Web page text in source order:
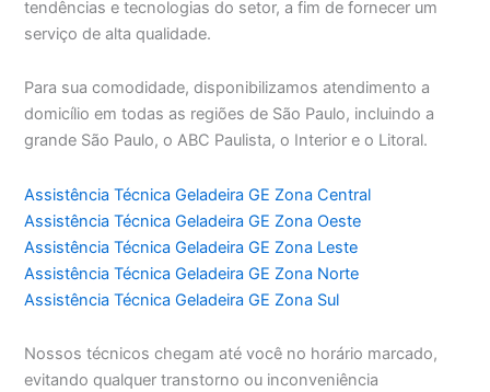
tendências e tecnologias do setor, a fim de fornecer um
serviço de alta qualidade.
Para sua comodidade, disponibilizamos atendimento a
domicílio em todas as regiões de São Paulo, incluindo a
grande São Paulo, o ABC Paulista, o Interior e o Litoral.
Assistência Técnica Geladeira GE Zona Central
Assistência Técnica Geladeira GE Zona Oeste
Assistência Técnica Geladeira GE Zona Leste
Assistência Técnica Geladeira GE Zona Norte
Assistência Técnica Geladeira GE Zona Sul
Nossos técnicos chegam até você no horário marcado,
evitando qualquer transtorno ou inconveniência